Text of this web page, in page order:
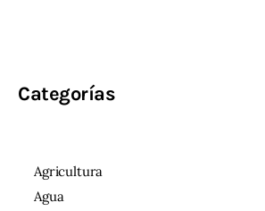
Categorías
Agricultura
Agua